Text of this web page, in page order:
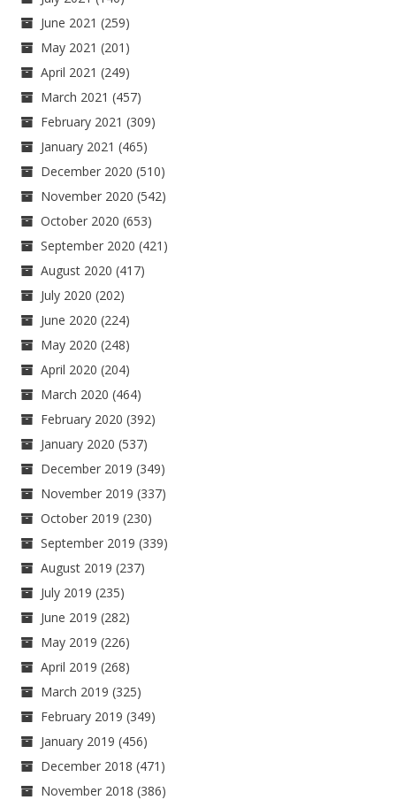
June 2021 (259)
May 2021 (201)
April 2021 (249)
March 2021 (457)
February 2021 (309)
January 2021 (465)
December 2020 (510)
November 2020 (542)
October 2020 (653)
September 2020 (421)
August 2020 (417)
July 2020 (202)
June 2020 (224)
May 2020 (248)
April 2020 (204)
March 2020 (464)
February 2020 (392)
January 2020 (537)
December 2019 (349)
November 2019 (337)
October 2019 (230)
September 2019 (339)
August 2019 (237)
July 2019 (235)
June 2019 (282)
May 2019 (226)
April 2019 (268)
March 2019 (325)
February 2019 (349)
January 2019 (456)
December 2018 (471)
November 2018 (386)